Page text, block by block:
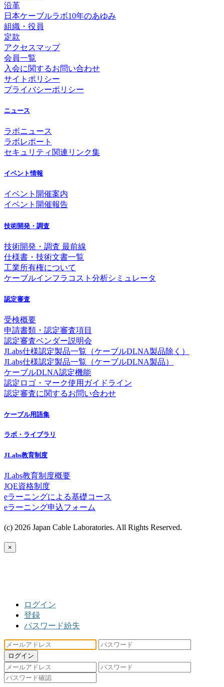
沿革
日本ケーブルラボ10年のあゆみ
組織・役員
定款
アクセスマップ
会員一覧
入会に関するお問い合わせ
サイトポリシー
プライバシーポリシー
ニュース
ラボニュース
ラボレポート
セキュリティ関連リンク集
イベント情報
イベント開催案内
イベント開催報告
技術開発・調査
技術開発・調査 最前線
仕様書・技術文書一覧
工業所有権について
ケーブルインフラコスト分析シミュレータ
認定審査
受検概要
申請書類・認定審査項目
認定審査ベンダー説明会
JLabs仕様認定製品一覧（ケーブルDLNA製品除く）
JLabs仕様認定製品一覧（ケーブルDLNA製品）
ケーブルDLNA認定機能
認定ロゴ・マーク使用ガイドライン
認定審査に関するお問い合わせ
ケーブル用語集
ラボ・ライブラリ
JLabs教育制度
JLabs教育制度概要
JQE資格制度
eラーニングによる基礎コース
eラーニング申込フォーム
(c) 2026 Japan Cable Laboratories. All Rights Reserved.
×
ログイン
登録
パスワード紛失
ログイン